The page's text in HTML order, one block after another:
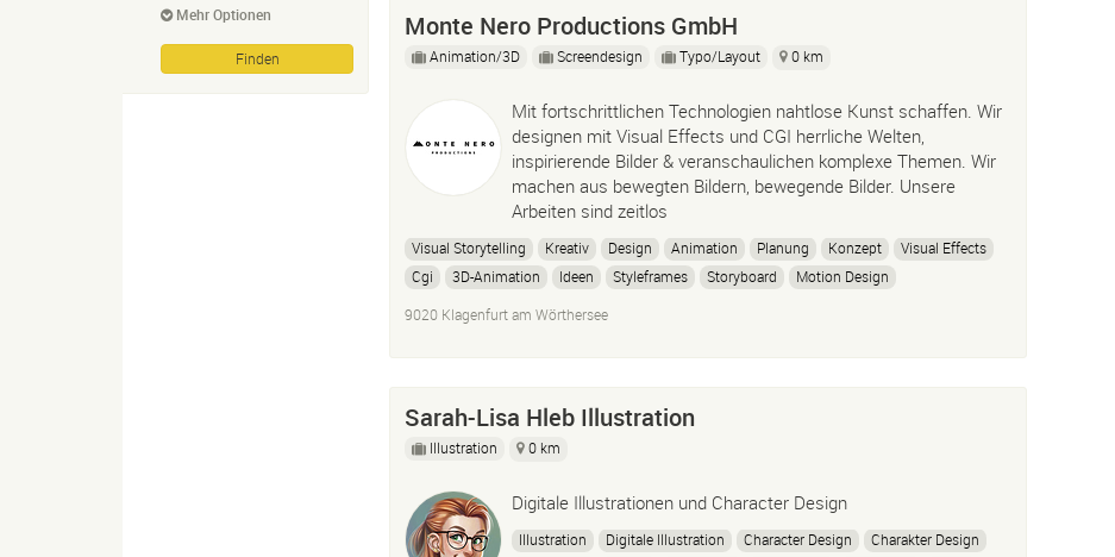
Mehr Optionen Monte Nero Productions GmbH
Animation/3D Screendesign Typo/Layout 0 km
Mit fortschrittlichen Technologien nahtlose Kunst schaffen. Wir
designen mit Visual Effects und CGI herrliche Welten,
inspirierende Bilder & veranschaulichen komplexe Themen. Wir
machen aus bewegten Bildern, bewegende Bilder. Unsere
Arbeiten sind zeitlos
Visual Storytelling Kreativ Design Animation Planung Konzept
Visual Effects
Cgi
3D-Animation Ideen Styleframes Storyboard
Motion Design
Motion Graphics
9020 Klagenfurt am Wörthersee
Sarah-Lisa Hleb Illustration
Illustration 0 km
Digitale Illustrationen und Character Design
Illustration Digitale Illustration Character Design
Charakter Design